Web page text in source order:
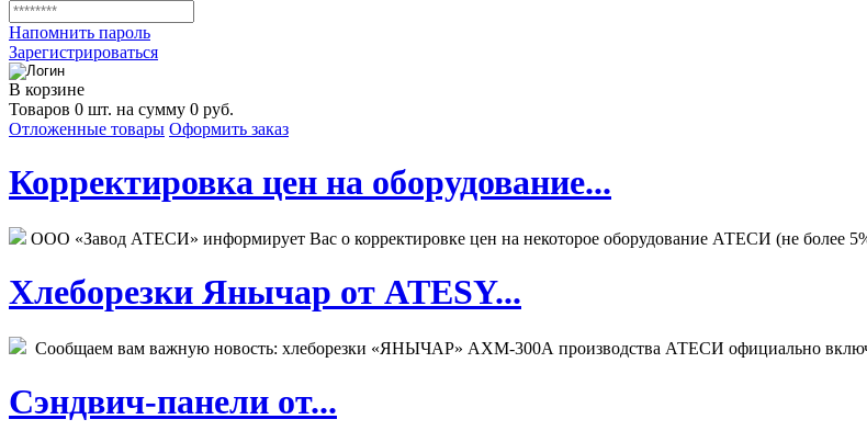
Напомнить пароль
Зарегистрироваться
В корзине
Товаров 0 шт. на сумму 0 руб.
Отложенные товары Оформить заказ
Корректировка цен на оборудование...
ООО «Завод АТЕСИ» информирует Вас о корректировке цен на некоторое оборудование АТЕСИ (не более
Хлеборезки Янычар от ATESY...
Сообщаем вам важную новость: хлеборезки «ЯНЫЧАР» АХМ-300А производства АТЕСИ официально
Сэндвич-панели от...